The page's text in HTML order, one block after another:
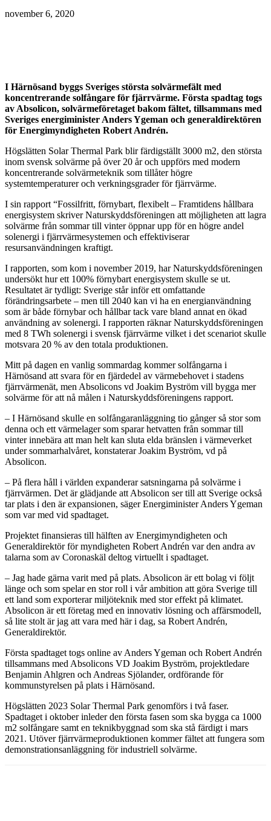
november 6, 2020
I Härnösand byggs Sveriges största solvärmefält med
koncentrerande solfångare för fjärrvärme. Första spadtag togs
av Absolicon, solvärmeföretaget bakom fältet, tillsammans med
Sveriges energiminister Anders Ygeman och generaldirektören
för Energimyndigheten Robert Andrén.
Högslätten Solar Thermal Park blir färdigställt 3000 m2, den största
inom svensk solvärme på över 20 år och uppförs med modern
koncentrerande solvärmeteknik som tillåter högre
systemtemperaturer och verkningsgrader för fjärrvärme.
I sin rapport “Fossilfritt, förnybart, flexibelt – Framtidens hållbara
energisystem skriver Naturskyddsföreningen att möjligheten att lagra
solvärme från sommar till vinter öppnar upp för en högre andel
solenergi i fjärrvärmesystemen och effektiviserar
resursanvändningen kraftigt.
I rapporten, som kom i november 2019, har Naturskyddsföreningen
undersökt hur ett 100% förnybart energisystem skulle se ut.
Resultatet är tydligt: Sverige står inför ett omfattande
förändringsarbete – men till 2040 kan vi ha en energianvändning
som är både förnybar och hållbar tack vare bland annat en ökad
användning av solenergi. I rapporten räknar Naturskyddsföreningen
med 8 TWh solenergi i svensk fjärrvärme vilket i det scenariot skulle
motsvara 20 % av den totala produktionen.
Mitt på dagen en vanlig sommardag kommer solfångarna i
Härnösand att svara för en fjärdedel av värmebehovet i stadens
fjärrvärmenät, men Absolicons vd Joakim Byström vill bygga mer
solvärme för att nå målen i Naturskyddsföreningens rapport.
– I Härnösand skulle en solfångaranläggning tio gånger så stor som
denna och ett värmelager som sparar hetvatten från sommar till
vinter innebära att man helt kan sluta elda bränslen i värmeverket
under sommarhalvåret, konstaterar Joakim Byström, vd på
Absolicon.
– På flera håll i världen expanderar satsningarna på solvärme i
fjärrvärmen. Det är glädjande att Absolicon ser till att Sverige också
tar plats i den är expansionen, säger Energiminister Anders Ygeman
som var med vid spadtaget.
Projektet finansieras till hälften av Energimyndigheten och
Generaldirektör för myndigheten Robert Andrén var den andra av
talarna som av Coronaskäl deltog virtuellt i spadtaget.
– Jag hade gärna varit med på plats. Absolicon är ett bolag vi följt
länge och som spelar en stor roll i vår ambition att göra Sverige till
ett land som exporterar miljöteknik med stor effekt på klimatet.
Absolicon är ett företag med en innovativ lösning och affärsmodell,
så lite stolt är jag att vara med här i dag, sa Robert Andrén,
Generaldirektör.
Första spadtaget togs online av Anders Ygeman och Robert Andrén
tillsammans med Absolicons VD Joakim Byström, projektledare
Benjamin Ahlgren och Andreas Sjölander, ordförande för
kommunstyrelsen på plats i Härnösand.
Högslätten 2023 Solar Thermal Park genomförs i två faser.
Spadtaget i oktober inleder den första fasen som ska bygga ca 1000
m2 solfångare samt en teknikbyggnad som ska stå färdigt i mars
2021. Utöver fjärrvärmeproduktionen kommer fältet att fungera som
demonstrationsanläggning för industriell solvärme.